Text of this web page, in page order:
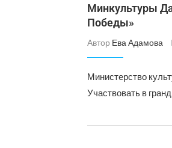
Минкультуры
Победы»⠀
Автор Ева Адамова
Министерство
Участвовать в